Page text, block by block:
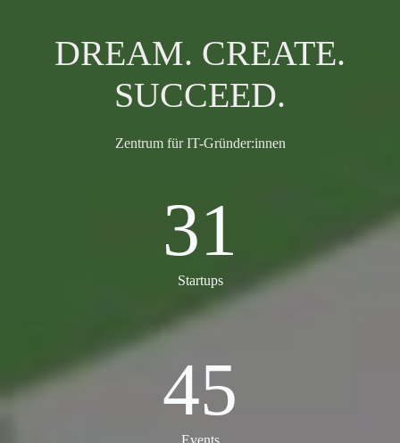
DREAM. CREATE.
SUCCEED.
Zentrum für IT-Gründer:innen
31
Startups
45
Events